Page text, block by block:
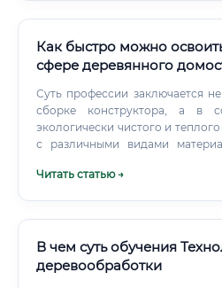
Как быстро можно
сфере деревянного
Суть профессии заключается
сборке конструктора, а в
экологически чистого и
с различными видами
элементами для каркасных и
предотвращения усадки,
нежелательных процессов.
Читать статью →
В чем суть обучения
деревообработки